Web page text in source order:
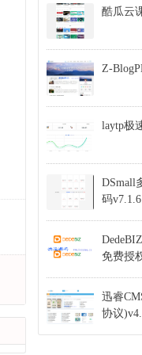
酷瓜云
Z-
laytp极
DSmall
码v7.1.6
免费授
迅睿
协议